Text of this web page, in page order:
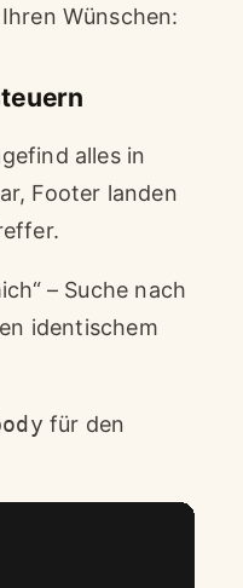
Wünschen:
alles in
Footer landen
– Suche nach
identischem
für den